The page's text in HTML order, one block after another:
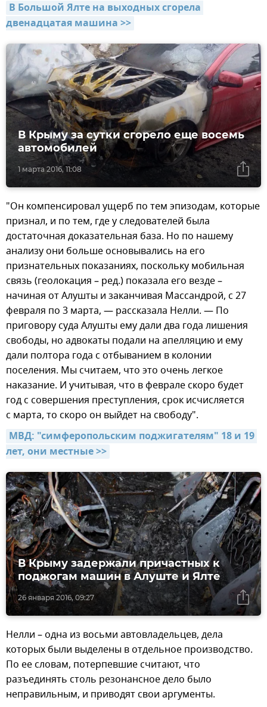
В Большой Ялте на выходных сгорела
двенадцатая машина >>
1 марта 2016, 11:08
В Крыму за сутки сгорело еще восемь
автомобилей
"Он компенсировал ущерб по тем эпизодам, которые
признал, и по тем, где у следователей была
достаточная доказательная база. Но по нашему
анализу они больше основывались на его
признательных показаниях, поскольку мобильная
связь (геолокация – ред.) показала его везде –
начиная от Алушты и заканчивая Массандрой, с 27
февраля по 3 марта, — рассказала Нелли. — По
приговору суда Алушты ему дали два года лишения
свободы, но адвокаты подали на апелляцию и ему
дали полтора года с отбыванием в колонии
поселения. Мы считаем, что это очень легкое
наказание. И учитывая, что в феврале скоро будет
год с совершения преступления, срок исчисляется
с марта, то скоро он выйдет на свободу".
МВД: "симферопольским поджигателям" 18 и 19
лет, они местные >>
26 января 2016, 09:27
В Крыму задержали причастных к
поджогам машин в Алуште и Ялте
Нелли – одна из восьми автовладельцев, дела
которых были выделены в отдельное производство.
По ее словам, потерпевшие считают, что
разъединять столь резонансное дело было
неправильным, и приводят свои аргументы.